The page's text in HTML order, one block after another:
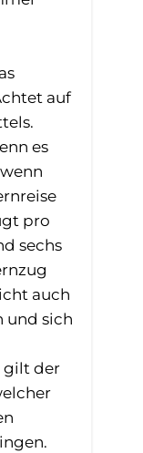
auf
es
pro
sechs
auch
und sich
gilt der